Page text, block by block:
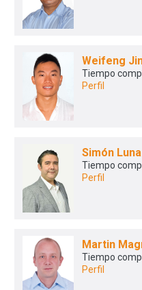
Weifeng
Tiempo
Perfil
Simón
Tiempo
Perfil
Martin
Tiempo
Perfil